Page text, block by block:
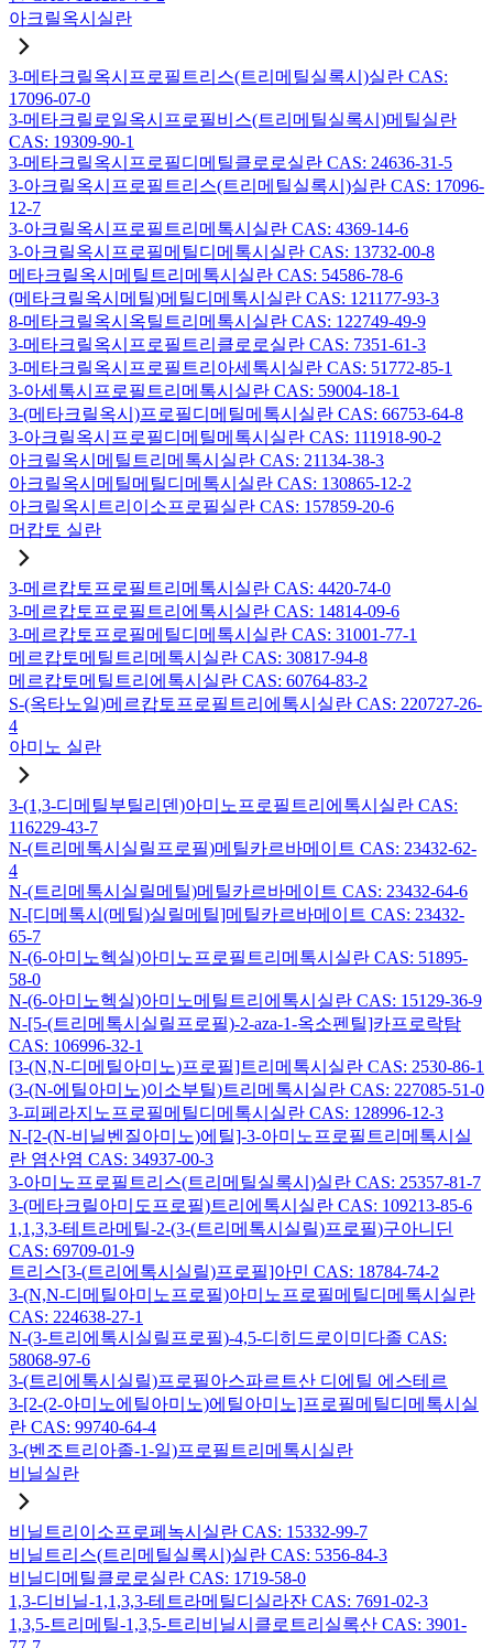
아크릴옥시실란
3-메타크릴옥시프로필트리스(트리메틸실록시)실란 CAS:
17096-07-0
3-메타크릴로일옥시프로필비스(트리메틸실록시)메틸실란
CAS: 19309-90-1
3-메타크릴옥시프로필디메틸클로로실란 CAS: 24636-31-5
3-아크릴옥시프로필트리스(트리메틸실록시)실란 CAS: 17096-
12-7
3-아크릴옥시프로필트리메톡시실란 CAS: 4369-14-6
3-아크릴옥시프로필메틸디메톡시실란 CAS: 13732-00-8
메타크릴옥시메틸트리메톡시실란 CAS: 54586-78-6
(메타크릴옥시메틸)메틸디메톡시실란 CAS: 121177-93-3
8-메타크릴옥시옥틸트리메톡시실란 CAS: 122749-49-9
3-메타크릴옥시프로필트리클로로실란 CAS: 7351-61-3
3-메타크릴옥시프로필트리아세톡시실란 CAS: 51772-85-1
3-아세톡시프로필트리메톡시실란 CAS: 59004-18-1
3-(메타크릴옥시)프로필디메틸메톡시실란 CAS: 66753-64-8
3-아크릴옥시프로필디메틸메톡시실란 CAS: 111918-90-2
아크릴옥시메틸트리메톡시실란 CAS: 21134-38-3
아크릴옥시메틸메틸디메톡시실란 CAS: 130865-12-2
아크릴옥시트리이소프로필실란 CAS: 157859-20-6
머캅토 실란
3-메르캅토프로필트리메톡시실란 CAS: 4420-74-0
3-메르캅토프로필트리에톡시실란 CAS: 14814-09-6
3-메르캅토프로필메틸디메톡시실란 CAS: 31001-77-1
메르캅토메틸트리메톡시실란 CAS: 30817-94-8
메르캅토메틸트리에톡시실란 CAS: 60764-83-2
S-(옥타노일)메르캅토프로필트리에톡시실란 CAS: 220727-26-
4
아미노 실란
3-(1,3-디메틸부틸리덴)아미노프로필트리에톡시실란 CAS:
116229-43-7
N-(트리메톡시실릴프로필)메틸카르바메이트 CAS: 23432-62-
4
N-(트리메톡시실릴메틸)메틸카르바메이트 CAS: 23432-64-6
N-[디메톡시(메틸)실릴메틸]메틸카르바메이트 CAS: 23432-
65-7
N-(6-아미노헥실)아미노프로필트리메톡시실란 CAS: 51895-
58-0
N-(6-아미노헥실)아미노메틸트리에톡시실란 CAS: 15129-36-9
N-[5-(트리메톡시실릴프로필)-2-aza-1-옥소펜틸]카프로락탐
CAS: 106996-32-1
[3-(N,N-디메틸아미노)프로필]트리메톡시실란 CAS: 2530-86-1
(3-(N-에틸아미노)이소부틸)트리메톡시실란 CAS: 227085-51-0
3-피페라지노프로필메틸디메톡시실란 CAS: 128996-12-3
N-[2-(N-비닐벤질아미노)에틸]-3-아미노프로필트리메톡시실
란 염산염 CAS: 34937-00-3
3-아미노프로필트리스(트리메틸실록시)실란 CAS: 25357-81-7
3-(메타크릴아미도프로필)트리에톡시실란 CAS: 109213-85-6
1,1,3,3-테트라메틸-2-(3-(트리메톡시실릴)프로필)구아니딘
CAS: 69709-01-9
트리스[3-(트리에톡시실릴)프로필]아민 CAS: 18784-74-2
3-(N,N-디메틸아미노프로필)아미노프로필메틸디메톡시실란
CAS: 224638-27-1
N-(3-트리에톡시실릴프로필)-4,5-디히드로이미다졸 CAS:
58068-97-6
3-(트리에톡시실릴)프로필아스파르트산 디에틸 에스테르
3-[2-(2-아미노에틸아미노)에틸아미노]프로필메틸디메톡시실
란 CAS: 99740-64-4
3-(벤조트리아졸-1-일)프로필트리메톡시실란
비닐실란
비닐트리이소프로페녹시실란 CAS: 15332-99-7
비닐트리스(트리메틸실록시)실란 CAS: 5356-84-3
비닐디메틸클로로실란 CAS: 1719-58-0
1,3-디비닐-1,1,3,3-테트라메틸디실라잔 CAS: 7691-02-3
1,3,5-트리메틸-1,3,5-트리비닐시클로트리실록산 CAS: 3901-